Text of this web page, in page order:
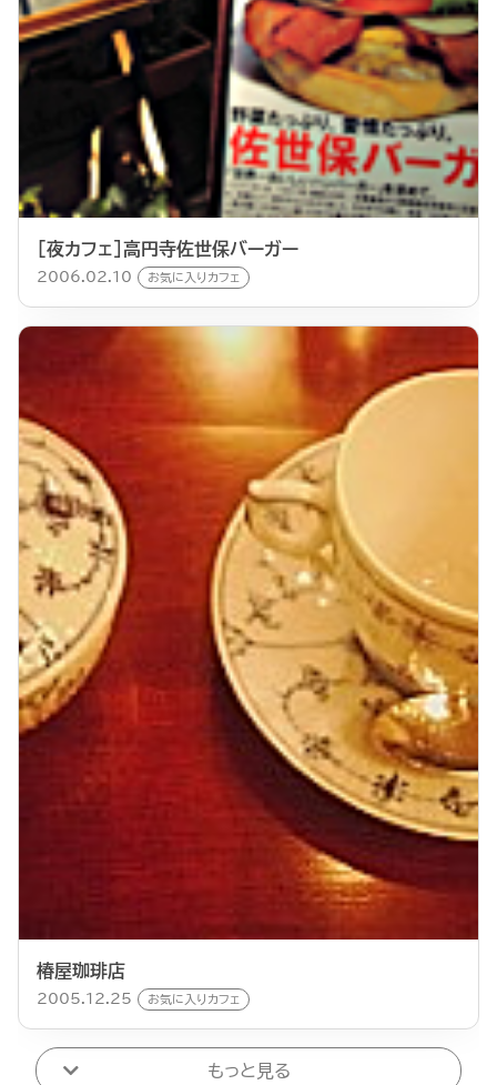
[夜カフェ]高円寺佐世保バーガー
2006.02.10 お気に入りカフェ
椿屋珈琲店
2005.12.25 お気に入りカフェ
もっと見る